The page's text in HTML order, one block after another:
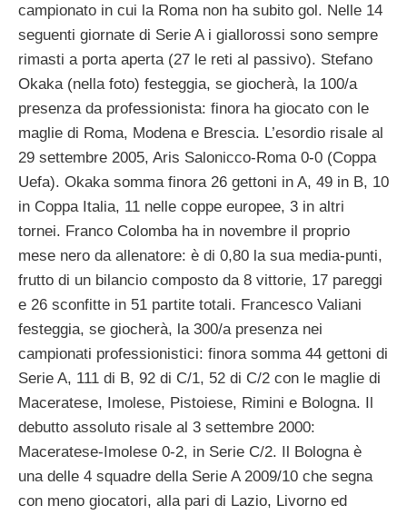
campionato in cui la Roma non ha subito gol. Nelle 14
seguenti giornate di Serie A i giallorossi sono sempre
rimasti a porta aperta (27 le reti al passivo). Stefano
Okaka (nella foto) festeggia, se giocherà, la 100/a
presenza da professionista: finora ha giocato con le
maglie di Roma, Modena e Brescia. L’esordio risale al
29 settembre 2005, Aris Salonicco-Roma 0-0 (Coppa
Uefa). Okaka somma finora 26 gettoni in A, 49 in B, 10
in Coppa Italia, 11 nelle coppe europee, 3 in altri
tornei. Franco Colomba ha in novembre il proprio
mese nero da allenatore: è di 0,80 la sua media-punti,
frutto di un bilancio composto da 8 vittorie, 17 pareggi
e 26 sconfitte in 51 partite totali. Francesco Valiani
festeggia, se giocherà, la 300/a presenza nei
campionati professionistici: finora somma 44 gettoni di
Serie A, 111 di B, 92 di C/1, 52 di C/2 con le maglie di
Maceratese, Imolese, Pistoiese, Rimini e Bologna. Il
debutto assoluto risale al 3 settembre 2000:
Maceratese-Imolese 0-2, in Serie C/2. Il Bologna è
una delle 4 squadre della Serie A 2009/10 che segna
con meno giocatori, alla pari di Lazio, Livorno ed